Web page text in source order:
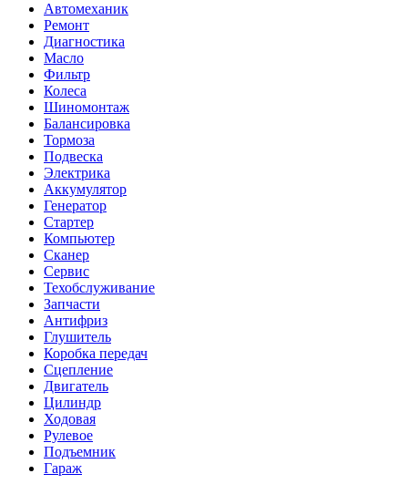
Автомеханик
Ремонт
Диагностика
Масло
Фильтр
Колеса
Шиномонтаж
Балансировка
Тормоза
Подвеска
Электрика
Аккумулятор
Генератор
Стартер
Компьютер
Сканер
Сервис
Техобслуживание
Запчасти
Антифриз
Глушитель
Коробка передач
Сцепление
Двигатель
Цилиндр
Ходовая
Рулевое
Подъемник
Гараж